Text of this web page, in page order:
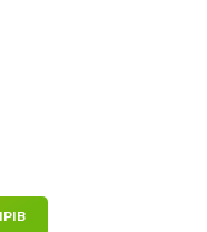
(FU)